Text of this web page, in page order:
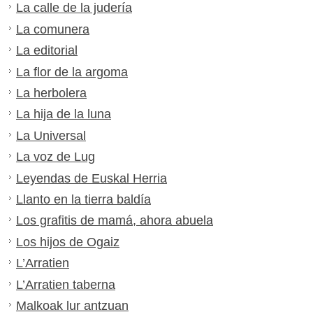
La calle de la judería
La comunera
La editorial
La flor de la argoma
La herbolera
La hija de la luna
La Universal
La voz de Lug
Leyendas de Euskal Herria
Llanto en la tierra baldía
Los grafitis de mamá, ahora abuela
Los hijos de Ogaiz
L’Arratien
L’Arratien taberna
Malkoak lur antzuan